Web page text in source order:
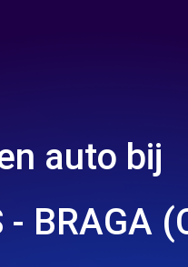
auto bij
- BRAGA